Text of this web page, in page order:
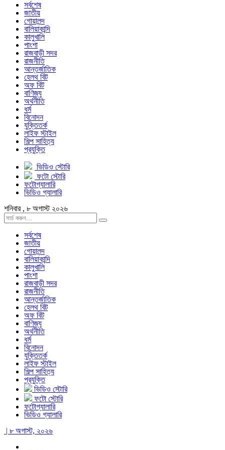
সর্বশেষ
জাতীয়
গোয়ালন্দ
বালিয়াকান্দি
কালুখালি
পাংশা
রাজবাড়ী সদর
রাজনীতি
আন্তর্জাতিক
হেলথ বিট
অফ বিট
বাণিজ্য
অর্থনীতি
ধর্ম
বিনোদন
যুক্তিতর্ক
লাইফ স্টাইল
শিল্প সাহিত্য
প্রযুক্তি
ভিডিও স্টোরি
ফটো স্টোরি
ফটোগ্যালারি
ভিডিও গ্যালারি
শনিবার , ৮ অগাস্ট ২০২৬
সর্বশেষ
জাতীয়
গোয়ালন্দ
বালিয়াকান্দি
কালুখালি
পাংশা
রাজবাড়ী সদর
রাজনীতি
আন্তর্জাতিক
হেলথ বিট
অফ বিট
বাণিজ্য
অর্থনীতি
ধর্ম
বিনোদন
যুক্তিতর্ক
লাইফ স্টাইল
শিল্প সাহিত্য
প্রযুক্তি
ভিডিও স্টোরি
ফটো স্টোরি
ফটোগ্যালারি
ভিডিও গ্যালারি
| ৮ অগাস্ট, ২০২৬